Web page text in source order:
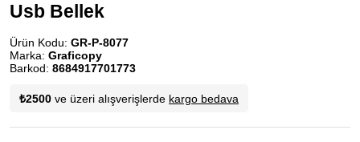
Usb Bellek
Ürün Kodu: GR-P-8077
Marka: Graficopy
Barkod: 8684917701773
₺2500 ve üzeri alışverişlerde kargo bedava